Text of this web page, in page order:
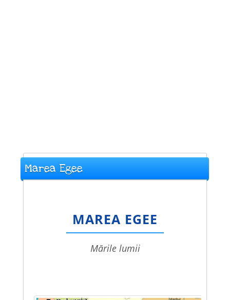
Marea Egee
MAREA EGEE
mările lumii